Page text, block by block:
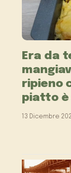
Era da
ripieno
piatto è
13 Dicembre